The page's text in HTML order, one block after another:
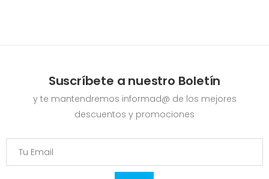
Suscríbete a nuestro Boletín
y te mantendremos informad@ de los mejores
descuentos y promociones